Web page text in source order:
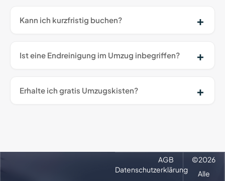
Kann ich kurzfristig buchen?
Ist eine Endreinigung im Umzug inbegriffen?
Erhalte ich gratis Umzugskisten?
Datenschutzerklärung
©2026
Alle
AGB